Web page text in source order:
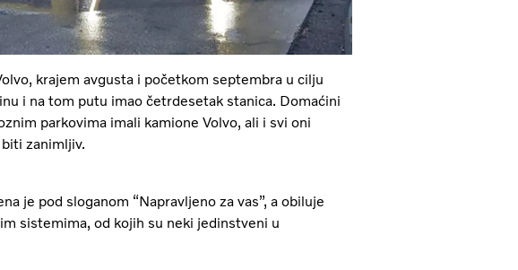
krajem avgusta i početkom septembra u cilju
i na tom putu imao četrdesetak stanica. Domaćini
parkovima imali kamione Volvo, ali i svi oni
zanimljiv.
je pod sloganom “Napravljeno za vas”, a obiluje
sistemima, od kojih su neki jedinstveni u